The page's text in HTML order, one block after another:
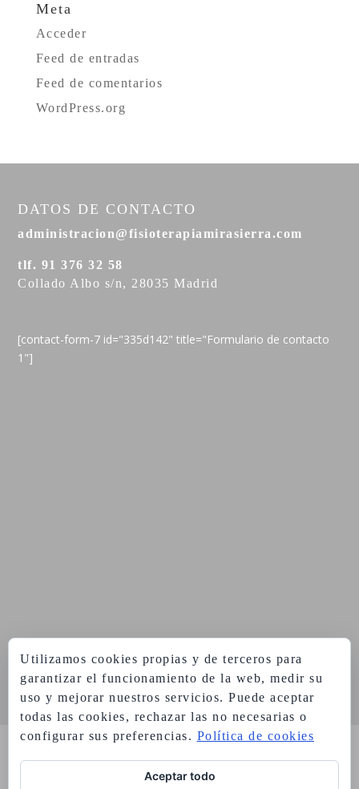
Meta
Acceder
Feed de entradas
Feed de comentarios
WordPress.org
DATOS DE CONTACTO
administracion@fisioterapiamirasierra.com
tlf. 91 376 32 58
Collado Albo s/n, 28035 Madrid
[contact-form-7 id="335d142" title="Formulario de contacto
1"]
Aviso legal
Política de privacidad
Política de cookies
Utilizamos cookies propias y de terceros para
garantizar el funcionamiento de la web, medir su
uso y mejorar nuestros servicios. Puede aceptar
todas las cookies, rechazar las no necesarias o
configurar sus preferencias. Política de cookies
Aceptar todo